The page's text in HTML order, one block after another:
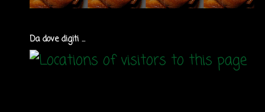
Da dove digiti ...